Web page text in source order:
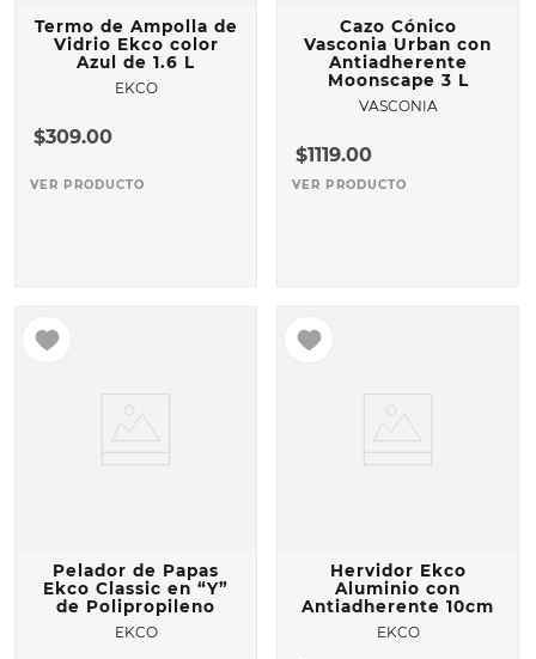
Termo de Ampolla de
Vidrio Ekco color
Azul de 1.6 L
EKCO
$309.00
VER PRODUCTO
Cazo Cónico
Vasconia Urban con
Antiadherente
Moonscape 3 L
VASCONIA
$1119.00
VER PRODUCTO
Pelador de Papas
Ekco Classic en “Y”
de Polipropileno
EKCO
Hervidor Ekco
Aluminio con
Antiadherente 10cm
EKCO